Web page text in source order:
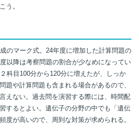
う。
のマーク式。24年度に増加した計算問題の
以降は考察問題の割合が少なめになってい
科目100分から120分に増えたが、しっか
題や計算問題も含まれる場合があるので、
えない。過去問を演習する際には、時間配
するとよい。遺伝子の分野の中でも「遺伝
度が高いので、周到な対策が求められる。